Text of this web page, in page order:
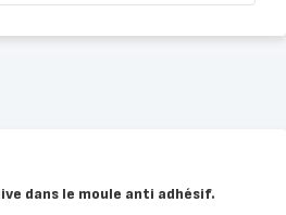
dans le moule anti adhésif.